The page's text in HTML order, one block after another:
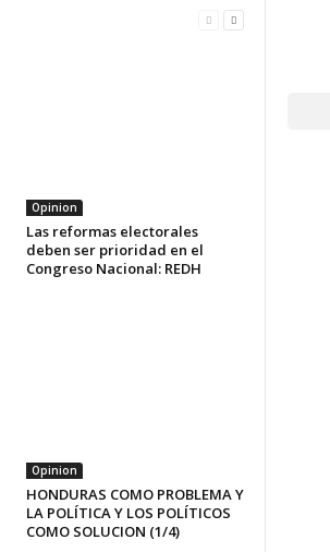
Opinion
Las reformas electorales
deben ser prioridad en el
Congreso Nacional: REDH
Opinion
HONDURAS COMO PROBLEMA Y
LA POLÍTICA Y LOS POLÍTICOS
COMO SOLUCION (1/4)